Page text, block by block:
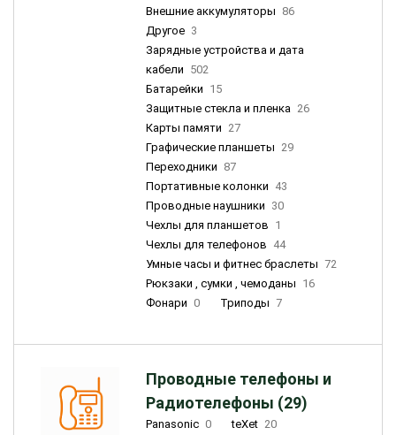
Внешние аккумуляторы 86
Другое 3
Зарядные устройства и дата
кабели 502
Батарейки 15
Защитные стекла и пленка 26
Карты памяти 27
Графические планшеты 29
Переходники 87
Портативные колонки 43
Проводные наушники 30
Чехлы для планшетов 1
Чехлы для телефонов 44
Умные часы и фитнес браслеты 72
Рюкзаки , сумки , чемоданы 16
Фонари 0 Триподы 7
Проводные телефоны и
Радиотелефоны (29)
Panasonic 0 teXet 20